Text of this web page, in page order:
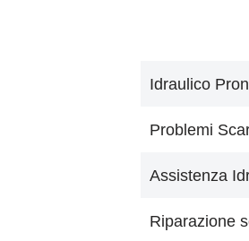
Idraulico
Problemi
Assistenza
Riparazione